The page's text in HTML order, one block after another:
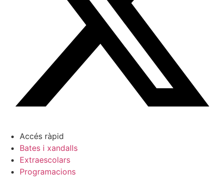
Accés ràpid
Bates i xandalls
Extraescolars
Programacions